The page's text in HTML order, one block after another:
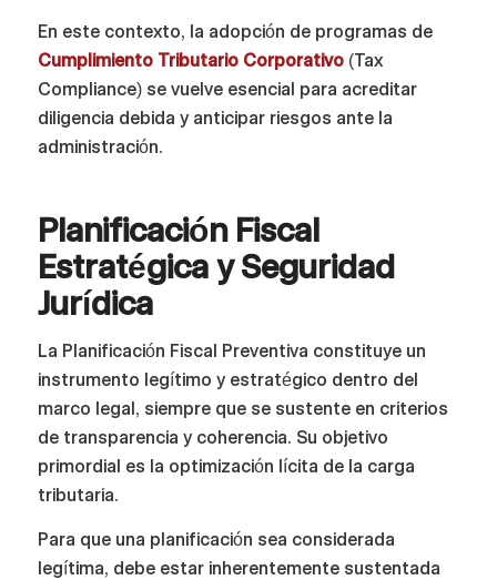
En este contexto, la adopción de programas de
Cumplimiento Tributario Corporativo(Tax
Compliance) se vuelve esencial para acreditar
diligencia debida y anticipar riesgos ante la
administración.
Planificación Fiscal
Estratégica y Seguridad
Jurídica
La Planificación Fiscal Preventiva constituye un
instrumento legítimo y estratégico dentro del
marco legal, siempre que se sustente en criterios
de transparencia y coherencia. Su objetivo
primordial es la optimización lícita de la carga
tributaria.
Para que una planificación sea considerada
legítima, debe estar inherentemente sustentada